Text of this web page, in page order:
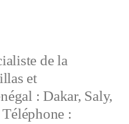
de la
et
: Dakar, Saly,
: